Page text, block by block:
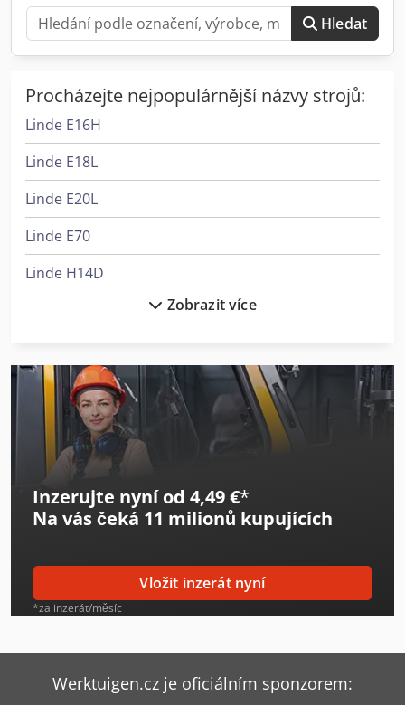
Hledat
Procházejte nejpopulárnější názvy strojů:
Linde E16H
Linde E18L
Linde E20L
Linde E70
Linde H14D
Linde H16T
Linde H18D
Linde H18T
Linde H25D
Linde H30D
Linde H35D
Linde H40D
Linde H45D
Zobrazit více
Inzerujte nyní od 4,49 €*
Na vás čeká 11 milionů kupujících
Vložit inzerát nyní
*za inzerát/měsíc
Werktuigen.cz je oficiálním sponzorem: